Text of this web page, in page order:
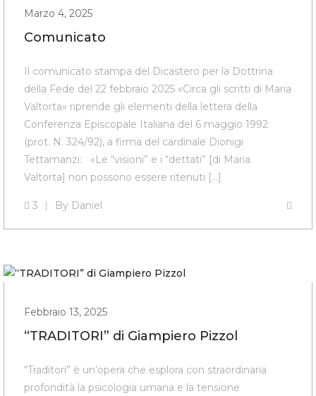
Marzo 4, 2025
Comunicato
Il comunicato stampa del Dicastero per la Dottrina
della Fede del 22 febbraio 2025 «Circa gli scritti di Maria
Valtorta» riprende gli elementi della lettera della
Conferenza Episcopale Italiana del 6 maggio 1992
(prot. N. 324/92), a firma del cardinale Dionigi
Tettamanzi: «Le “visioni” e i “dettati” [di Maria
Valtorta] non possono essere ritenuti [...]
3 By Daniel
Febbraio 13, 2025
“TRADITORI” di Giampiero Pizzol
“Traditori” è un’opera che esplora con straordinaria
profondità la psicologia umana e la tensione